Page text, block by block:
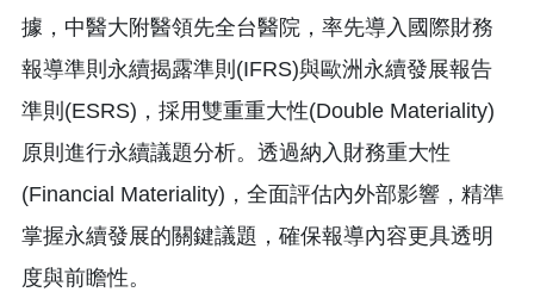
據，中醫大附醫領先全台醫院，率先導入國際財務
報導準則永續揭露準則(IFRS)與歐洲永續發展報告
準則(ESRS)，採用雙重重大性(Double Materiality)
原則進行永續議題分析。透過納入財務重大性
(Financial Materiality)，全面評估內外部影響，精準
掌握永續發展的關鍵議題，確保報導內容更具透明
度與前瞻性。